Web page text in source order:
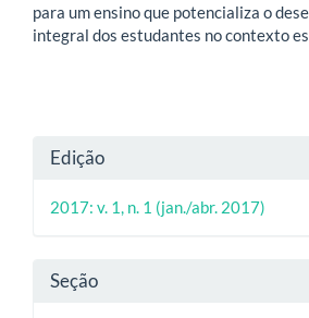
para um ensino que potencializa o
integral dos estudantes no contexto
Detalhes
do
Edição
2017: v. 1, n. 1 (jan./abr. 2017)
Seção